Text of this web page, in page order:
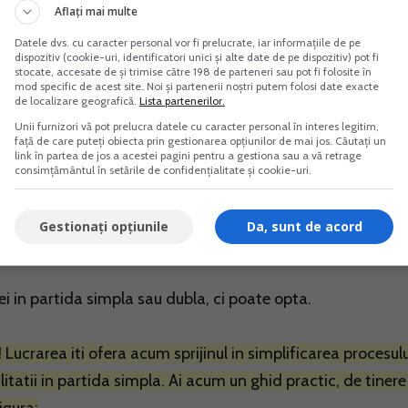
alte entitati, care organizeaza si tin contabilitatea in
aceste asociatii/persoane/entitati opteaza pentru
obligatia de depunere a fisierului standard de control
D406.
pentru tinere contabilitate in partida dubla au
in partida simpla sau dubla, ci poate opta.
! Lucrarea iti ofera acum sprijinul in simplificarea
in partida simpla. Ai acum un ghid practic, de
Aflați mai multe
Datele dvs. cu caracter personal vor fi prelucrate, iar informațiile de pe
dispozitiv (cookie-uri, identificatori unici și alte date de pe dispozitiv) pot fi
stocate, accesate de și trimise către 198 de parteneri sau pot fi folosite în
mod specific de acest site. Noi și partenerii noștri putem folosi date exacte
de localizare geografică. Lista partenerilor.
Unii furnizori vă pot prelucra datele cu caracter personal în interes legitim,
față de care puteți obiecta prin gestionarea opțiunilor de mai jos. Căutați un
link în partea de jos a acestei pagini pentru a gestiona sau a vă retrage
consimțământul în setările de confidențialitate și cookie-uri.
Da, sunt de acord
Gestionați opțiunile